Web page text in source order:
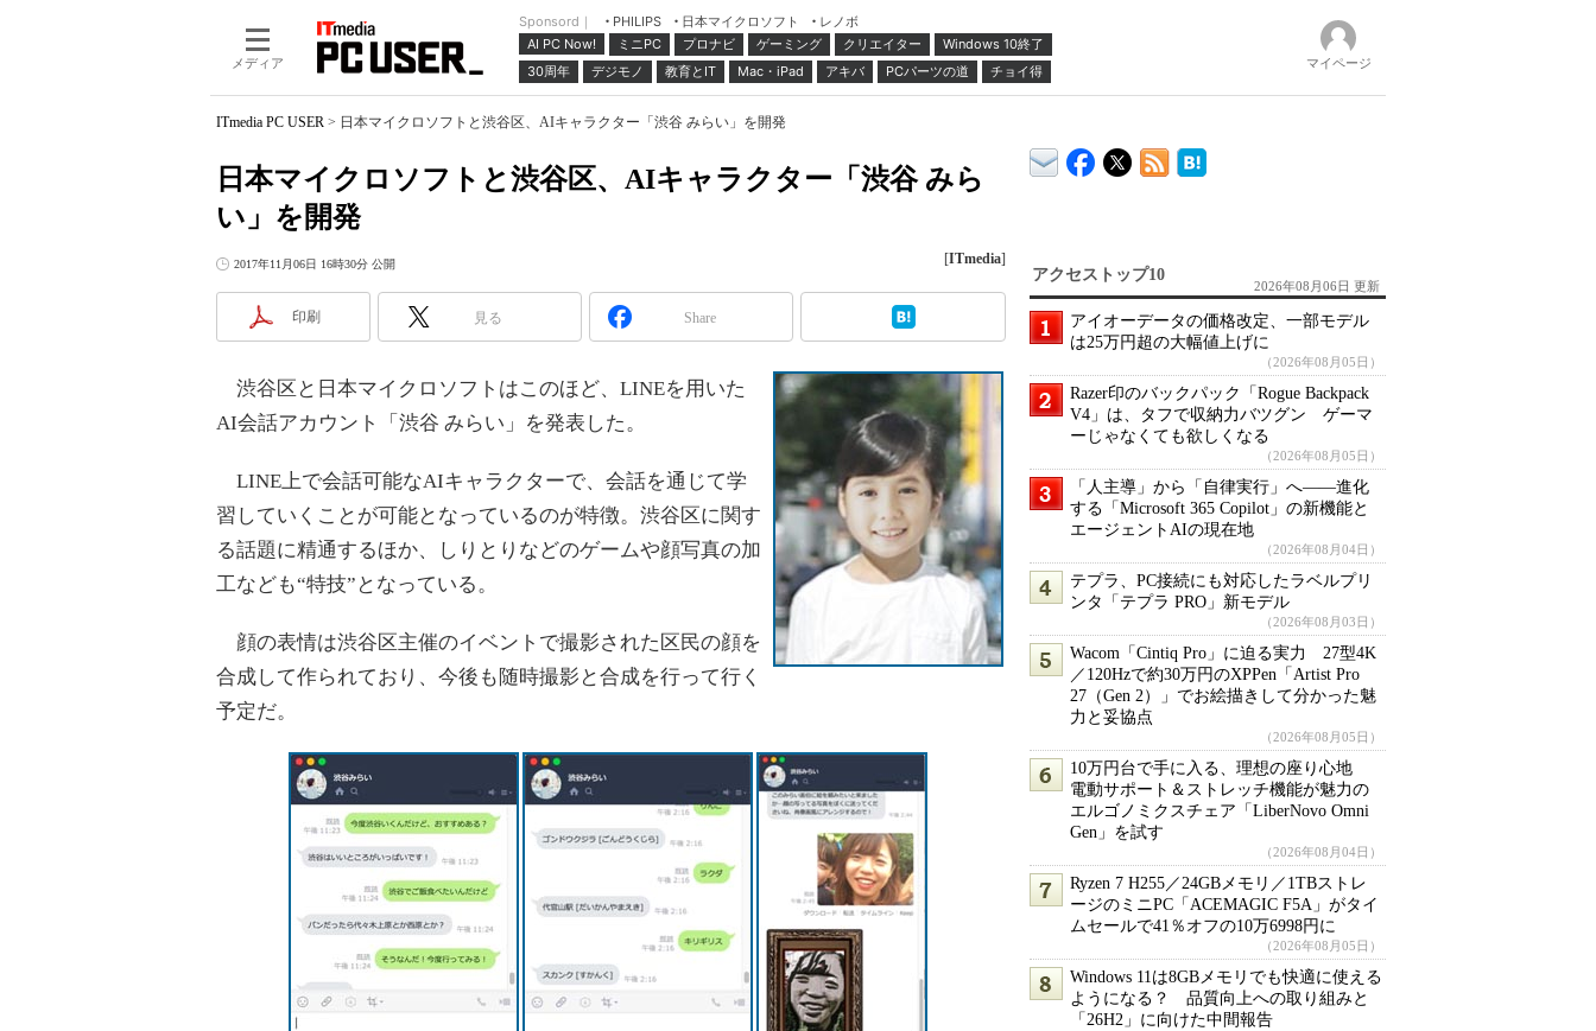
メディア
Sponsord｜ PHILIPS 日本マイクロソフト
レノボ
AI PC Now!
ミニPC プロナビ ゲーミング クリエイター
Windows 10終了
30周年
デジモノ 教育とIT Mac・iPad アキバ PCパーツの道 チョイ得 マイページ
ITmedia PC USER > 日本マイクロソフトと渋谷区、AIキャラクター「渋谷 みらい」を開発
日本マイクロソフトと渋谷区、AIキャラクター「渋谷 みら
い」を開発
2017年11月06日 16時30分 公開 [ITmedia]
印刷 見る Share
渋谷区と日本マイクロソフトはこのほど、LINEを用いた
AI会話アカウント「渋谷 みらい」を発表した。
LINE上で会話可能なAIキャラクターで、会話を通じて学
習していくことが可能となっているのが特徴。渋谷区に関す
る話題に精通するほか、しりとりなどのゲームや顔写真の加
工なども“特技”となっている。
顔の表情は渋谷区主催のイベントで撮影された区民の顔を
合成して作られており、今後も随時撮影と合成を行って行く
予定だ。
アクセストップ10
2026年08月06日 更新
アイオーデータの価格改定、一部モデル
は25万円超の大幅値上げに
（2026年08月05日）
Razer印のバックパック「Rogue Backpack
V4」は、タフで収納力バツグン ゲーマ
ーじゃなくても欲しくなる
（2026年08月05日）
「人主導」から「自律実行」へ――進化
する「Microsoft 365 Copilot」の新機能と
エージェントAIの現在地
（2026年08月04日）
テプラ、PC接続にも対応したラベルプリ
ンタ「テプラ PRO」新モデル
（2026年08月03日）
Wacom「Cintiq Pro」に迫る実力 27型4K
／120Hzで約30万円のXPPen「Artist Pro
27（Gen 2）」でお絵描きして分かった魅
力と妥協点
（2026年08月05日）
10万円台で手に入る、理想の座り心地
電動サポート＆ストレッチ機能が魅力の
エルゴノミクスチェア「LiberNovo Omni
Gen」を試す
（2026年08月04日）
Ryzen 7 H255／24GBメモリ／1TBストレ
ージのミニPC「ACEMAGIC F5A」がタイ
ムセールで41％オフの10万6998円に
（2026年08月05日）
Windows 11は8GBメモリでも快適に使える
ようになる？ 品質向上への取り組みと
「26H2」に向けた中間報告